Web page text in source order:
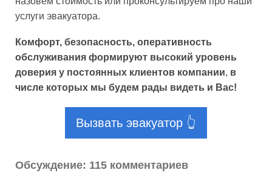
услуги эвакуатора.
Комфорт, безопасность, оперативность
обслуживания формируют высокий уровень
доверия у постоянных клиентов компании, в
числе которых мы будем рады видеть и Вас!
Вызвать эвакуатор 👆
Обсуждение: 115 комментариев